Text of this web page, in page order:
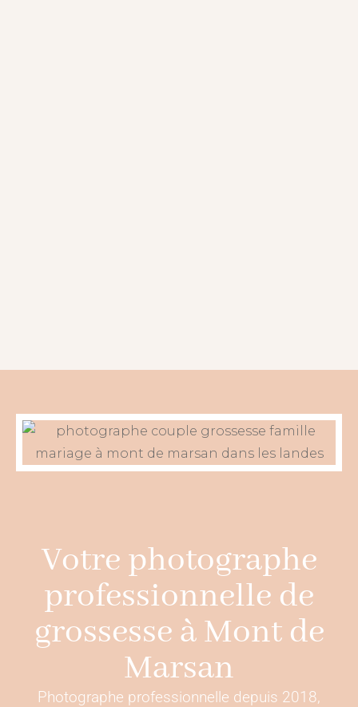
Votre photographe
professionnelle de
grossesse à Mont de
Marsan
Photographe professionnelle depuis 2018,